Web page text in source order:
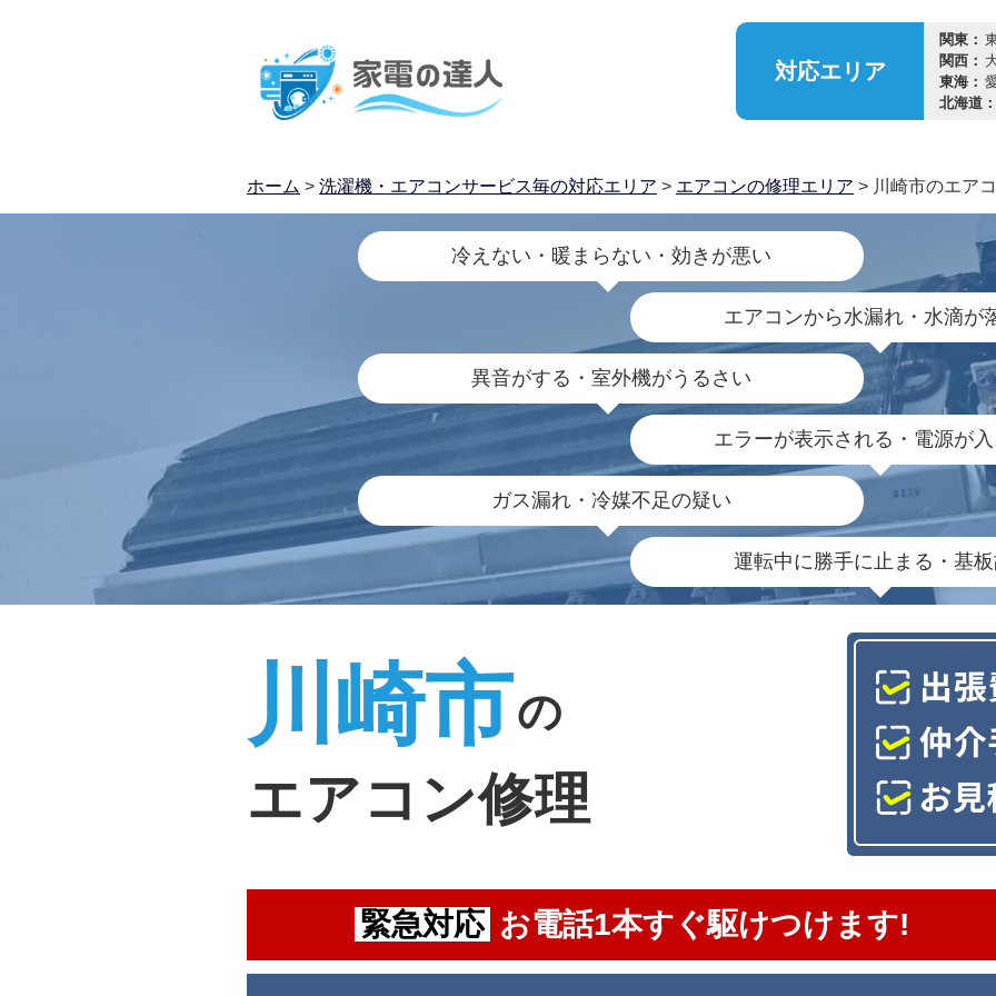
対応エリア
関東：
関西：
東海：
北海道：
ホーム > 洗濯機・エアコンサービス毎の対応エリア > エアコンの修理エリア > 川崎市のエア
冷えない・暖まらない・効きが悪い
エアコンから水漏れ・水滴が
異音がする・室外機がうるさい
エラーが表示される・電源が
ガス漏れ・冷媒不足の疑い
運転中に勝手に止まる・基
川崎市の
エアコン修理
緊急対応 お電話1本すぐ駆けつけます!